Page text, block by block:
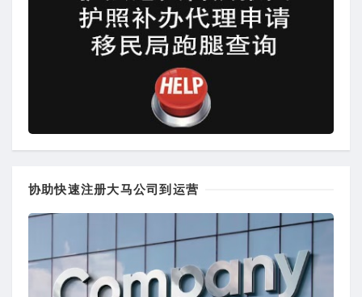
协助快速注册大马公司到运营